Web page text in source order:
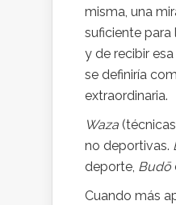
misma, una
suficiente
y de recibir
se definiría
extraordinaria.
Waza
no deportivas.
deporte, Budō
Cuando más